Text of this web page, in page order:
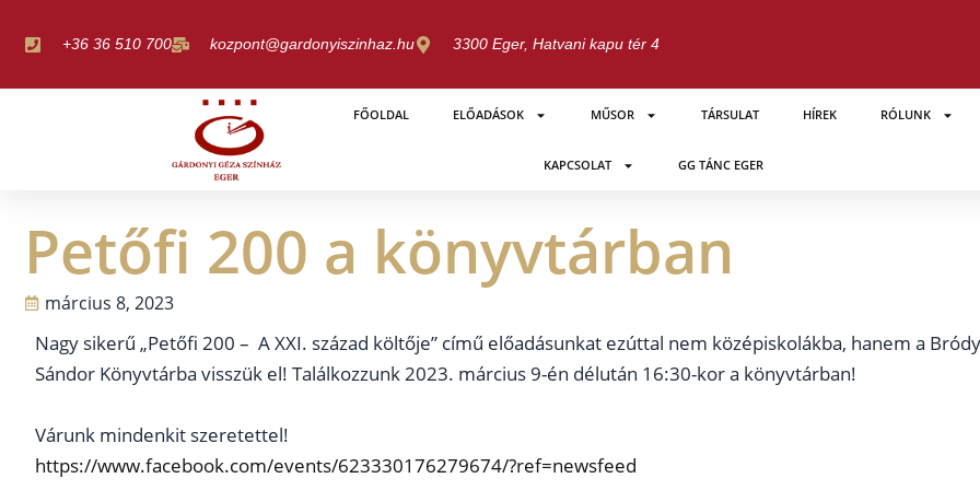
+36 36 510 700 kozpont@gardonyiszinhaz.hu 3300 Eger, Hatvani kapu tér 4
FŐOLDAL ELŐADÁSOK MŰSOR TÁRSULAT HÍREK RÓLUNK
KAPCSOLAT GG TÁNC EGER
Petőfi 200 a könyvtárban
március 8, 2023
Nagy sikerű „Petőfi 200 – A XXI. század költője” című előadásunkat ezúttal nem középiskolákba, hanem a Bródy
Sándor Könyvtárba visszük el! Találkozzunk 2023. március 9-én délután 16:30-kor a könyvtárban!
Várunk mindenkit szeretettel!
https://www.facebook.com/events/623330176279674/?ref=newsfeed